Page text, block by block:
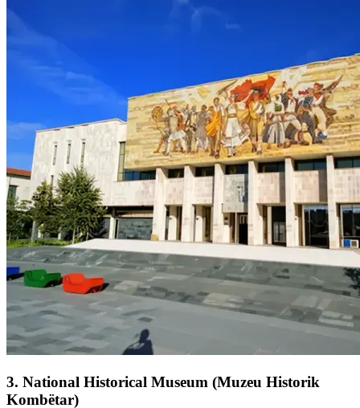
3. National Historical Museum (Muzeu Historik
Kombëtar)